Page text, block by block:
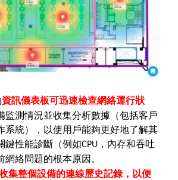
資訊儀表板可迅速檢查網絡運行狀
監測情況並收集分析數據（包括客戶
系統），以使用戶能夠更好地了解其
鍵性能診斷（例如CPU ，內存和吞吐
絡問題的根本原因。
集整個設備的連線歷史記錄，以便